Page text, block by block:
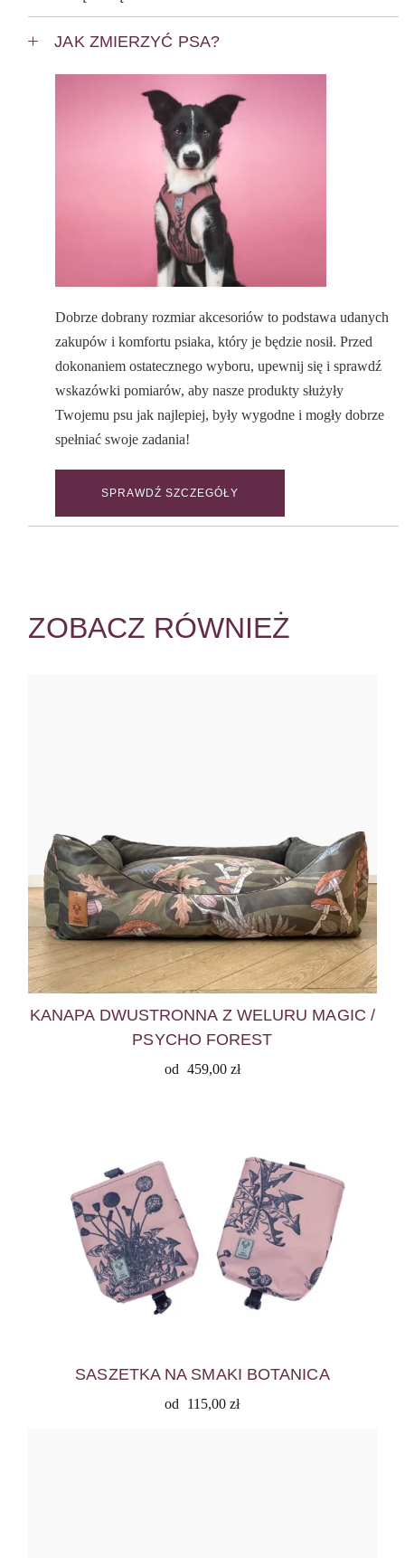
JAK ZMIERZYĆ PSA?
Dobrze dobrany rozmiar akcesoriów to podstawa udanych
zakupów i komfortu psiaka, który je będzie nosił. Przed
dokonaniem ostatecznego wyboru, upewnij się i sprawdź
wskazówki pomiarów, aby nasze produkty służyły
Twojemu psu jak najlepiej, były wygodne i mogły dobrze
spełniać swoje zadania!
SPRAWDŹ SZCZEGÓŁY
ZOBACZ RÓWNIEŻ
KANAPA DWUSTRONNA Z WELURU MAGIC /
PSYCHO FOREST
od 459,00 zł
SASZETKA NA SMAKI BOTANICA
od 115,00zł